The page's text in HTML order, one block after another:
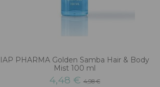
IAP PHARMA Golden Samba Hair & Body
Mist 100 ml
4,48 € 4,98 €